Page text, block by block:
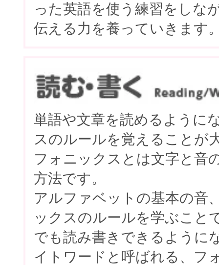
った英語を使う練習をしな
伝える力を養っていきます
単語や文章を読めるように
スのルールを覚えることが
フォニックスとは文字と音
方法です。
アルファベットの基本の音
ックスのルールを学ぶこと
でも読み書きできるように
イトワードと呼ばれる、フ